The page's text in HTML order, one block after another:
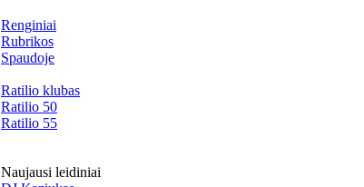
Renginiai
Rubrikos
Spaudoje
Ratilio klubas
Ratilio 50
Ratilio 55
Naujausi leidiniai